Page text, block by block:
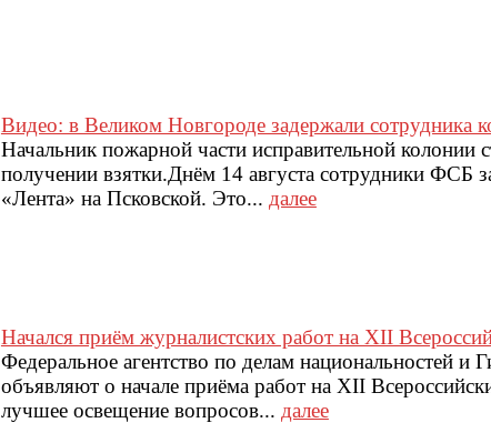
Видео: в Великом Новгороде задержали сотрудника
Начальник пожарной части исправительной колонии
получении взятки.Днём 14 августа сотрудники ФСБ
«Лента» на Псковской. Это... далее
Начался приём журналистских работ на XII
Федеральное агентство по делам национальностей и
объявляют о начале приёма работ на XII
лучшее освещение вопросов... далее